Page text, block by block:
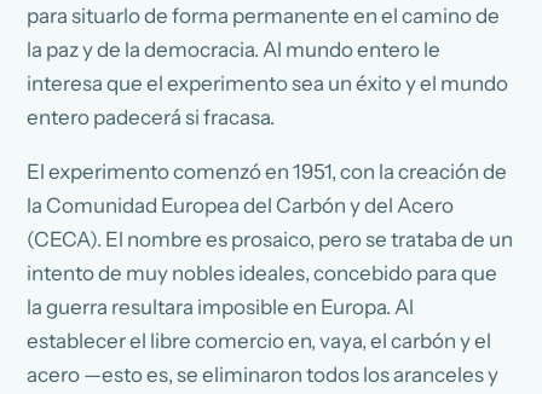
para situarlo de forma permanente en el camino de
la paz y de la democracia. Al mundo entero le
interesa que el experimento sea un éxito y el mundo
entero padecerá si fracasa.
El experimento comenzó en 1951, con la creación de
la Comunidad Europea del Carbón y del Acero
(CECA). El nombre es prosaico, pero se trataba de un
intento de muy nobles ideales, concebido para que
la guerra resultara imposible en Europa. Al
establecer el libre comercio en, vaya, el carbón y el
acero —esto es, se eliminaron todos los aranceles y